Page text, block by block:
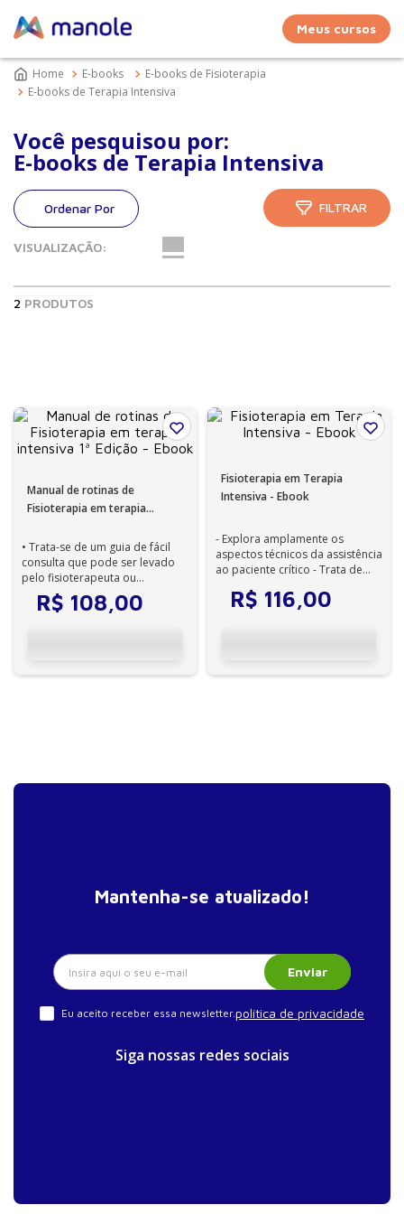
Meus cursos
E-books
E-books de Fisioterapia
E-books de Terapia Intensiva
Você pesquisou por:
E-books de Terapia Intensiva
VISUALIZAÇÃO:
FILTRAR
2 PRODUTOS
Manual de rotinas de
Fisioterapia em terapia
• Trata-se de um guia de fácil
consulta que pode ser levado
pelo fisioterapeuta ou
estudante de fisioterapia para
qualqu...
R$ 108,00
Fisioterapia em Terapia
Intensiva - Ebook
- Explora amplamente os
aspectos técnicos da assistência
ao paciente crítico - Trata de
R$ 116 00
Mantenha-se atualizado!
Enviar
Eu aceito receber essa newsletter.política de privacidade
Siga nossas redes sociais